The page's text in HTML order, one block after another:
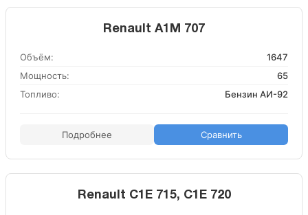
Renault A1M 707
Объём:
1647
Мощность:
65
Топливо:
Бензин АИ-92
Подробнее Сравнить
Renault C1E 715, C1E 720